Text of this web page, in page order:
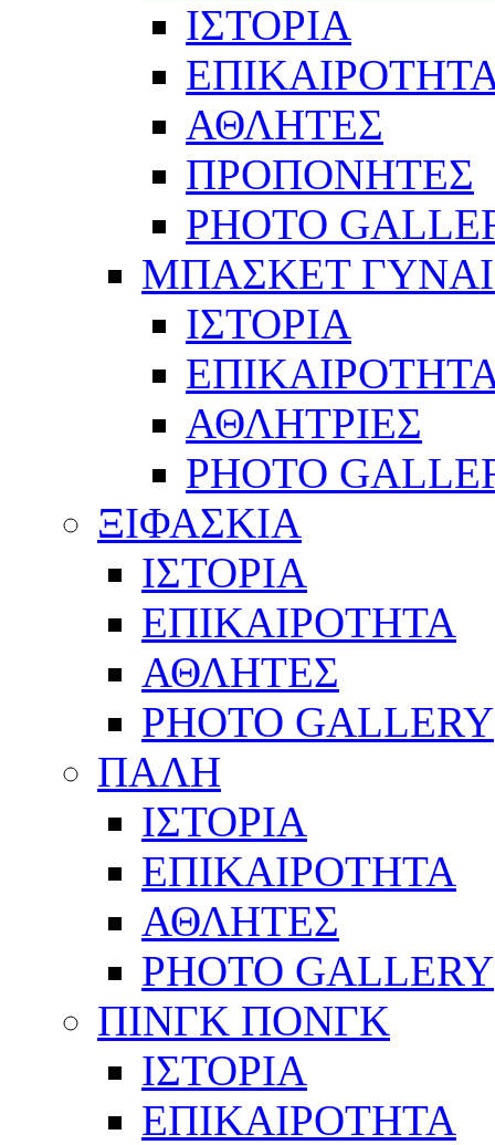
ΙΣΤΟΡΙΑ
ΑΘΛΗΤΕΣ
ΠΡΟΠΟΝΗΤΕΣ
PHOTO
ΜΠΑΣΚΕΤ
ΙΣΤΟΡΙΑ
ΑΘΛΗΤΡΙΕΣ
PHOTO
ΞΙΦΑΣΚΙΑ
ΙΣΤΟΡΙΑ
ΕΠΙΚΑΙΡΟΤΗΤΑ
ΑΘΛΗΤΕΣ
PHOTO GALLERY
ΠΑΛΗ
ΙΣΤΟΡΙΑ
ΕΠΙΚΑΙΡΟΤΗΤΑ
ΑΘΛΗΤΕΣ
PHOTO GALLERY
ΠΙΝΓΚ ΠΟΝΓΚ
ΙΣΤΟΡΙΑ
ΕΠΙΚΑΙΡΟΤΗΤΑ